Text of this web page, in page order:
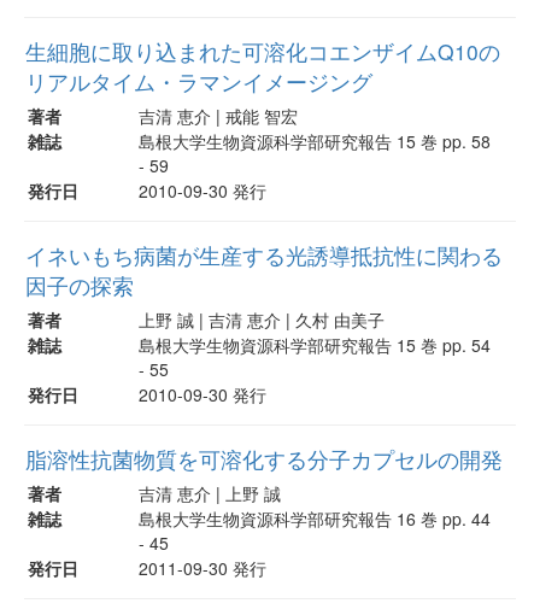
生細胞に取り込まれた可溶化コエンザイムQ10の
リアルタイム・ラマンイメージング
著者
吉清 恵介 | 戒能 智宏
雑誌
島根大学生物資源科学部研究報告 15 巻 pp. 58
- 59
発行日
2010-09-30 発行
イネいもち病菌が生産する光誘導抵抗性に関わる
因子の探索
著者
上野 誠 | 吉清 恵介 | 久村 由美子
雑誌
島根大学生物資源科学部研究報告 15 巻 pp. 54
- 55
発行日
2010-09-30 発行
脂溶性抗菌物質を可溶化する分子カプセルの開発
著者
吉清 恵介 | 上野 誠
雑誌
島根大学生物資源科学部研究報告 16 巻 pp. 44
- 45
発行日
2011-09-30 発行